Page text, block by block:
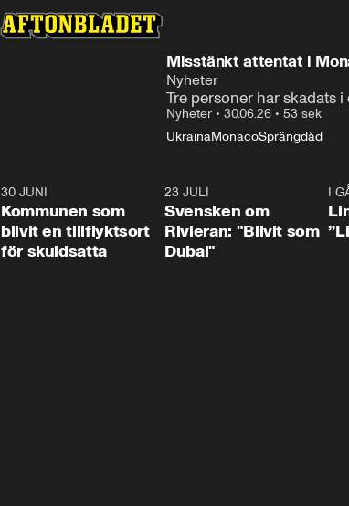
Misstänkt attentat i
Nyheter
Nyheter • 30.06.26 • 53 sek
UkrainaMonacoSprängdåd
1:24
30 JUNI
Kommunen som
blivit en tillflyktsort
för skuldsatta
23 JULI
Svensken om
Rivieran: "Blivit som
Dubai"
I